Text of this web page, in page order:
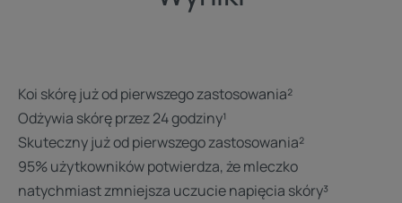
Konsystencja Środowiska
Koi skórę już od pierwszego zastosowania²
Odżywia skórę przez 24 godziny¹
Skuteczny już od pierwszego zastosowania²
95% użytkowników potwierdza, że mleczko
natychmiast zmniejsza uczucie napięcia skóry³